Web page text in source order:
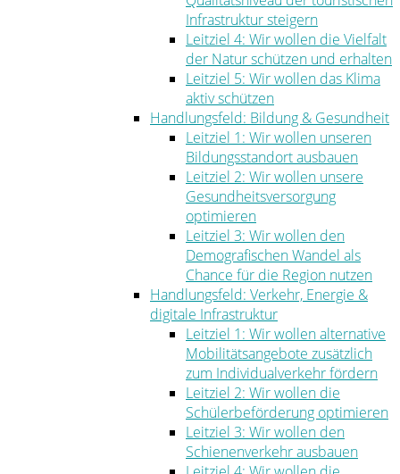
Infrastruktur steigern
Leitziel 4: Wir wollen die Vielfalt
der Natur schützen und erhalten
Leitziel 5: Wir wollen das Klima
aktiv schützen
Handlungsfeld: Bildung & Gesundheit
Leitziel 1: Wir wollen unseren
Bildungsstandort ausbauen
Leitziel 2: Wir wollen unsere
Gesundheitsversorgung
optimieren
Leitziel 3: Wir wollen den
Demografischen Wandel als
Chance für die Region nutzen
Handlungsfeld: Verkehr, Energie &
digitale Infrastruktur
Leitziel 1: Wir wollen alternative
Mobilitätsangebote zusätzlich
zum Individualverkehr fördern
Leitziel 2: Wir wollen die
Schülerbeförderung optimieren
Leitziel 3: Wir wollen den
Schienenverkehr ausbauen